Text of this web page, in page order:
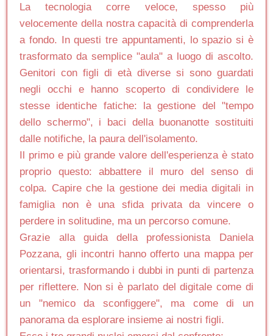
La tecnologia corre veloce, spesso più
velocemente della nostra capacità di comprenderla
a fondo. In questi tre appuntamenti, lo spazio si è
trasformato da semplice "aula" a luogo di ascolto.
Genitori con figli di età diverse si sono guardati
negli occhi e hanno scoperto di condividere le
stesse identiche fatiche: la gestione del "tempo
dello schermo", i baci della buonanotte sostituiti
dalle notifiche, la paura dell'isolamento.
Il primo e più grande valore dell'esperienza è stato
proprio questo: abbattere il muro del senso di
colpa. Capire che la gestione dei media digitali in
famiglia non è una sfida privata da vincere o
perdere in solitudine, ma un percorso comune.
Grazie alla guida della professionista Daniela
Pozzana, gli incontri hanno offerto una mappa per
orientarsi, trasformando i dubbi in punti di partenza
per riflettere. Non si è parlato del digitale come di
un "nemico da sconfiggere", ma come di un
panorama da esplorare insieme ai nostri figli.